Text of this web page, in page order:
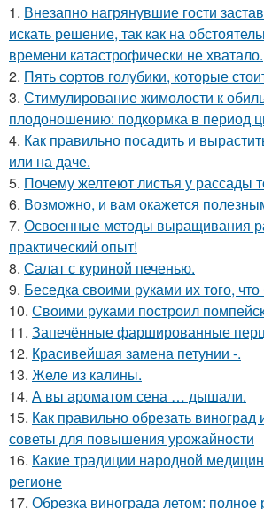
1. Внезапно нагрянувшие гости
искать решение, так как на
времени катастрофически не хватало.
2. Пять сортов голубики, которые
3. Стимулирование жимолости к
плодоношению: подкормка в период
4. Как правильно посадить и
или на даче.
5. Почему желтеют листья у рассады
6. Возможно, и вам окажется
7. Освоенные методы выращивания
практический опыт!
8. Салат с куриной печенью.
9. Беседка своими руками их того,
10. Своими руками построил
11. Запечённые фаршированные
12. Красивейшая замена петунии -.
13. Желе из калины.
14. А вы ароматом сена … дышали.
15. Как правильно обрезать виноград
советы для повышения урожайности
16. Какие традиции народной
регионе
17. Обрезка винограда летом: полное